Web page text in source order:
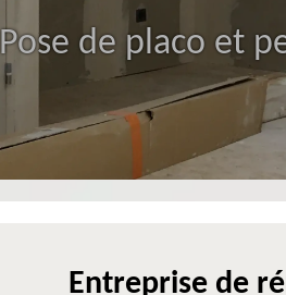
Pose de placo et
Entreprise de